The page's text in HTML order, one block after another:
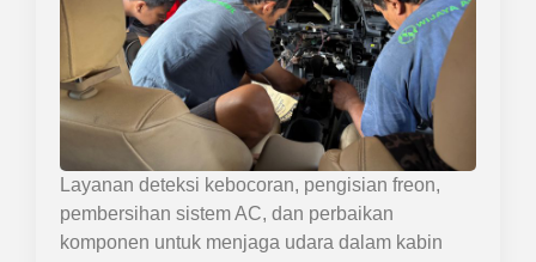
Layanan deteksi kebocoran, pengisian freon,
pembersihan sistem AC, dan perbaikan
komponen untuk menjaga udara dalam kabin